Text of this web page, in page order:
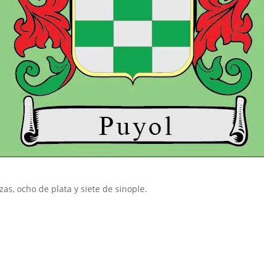
ocho de plata y siete de sinople.⠀